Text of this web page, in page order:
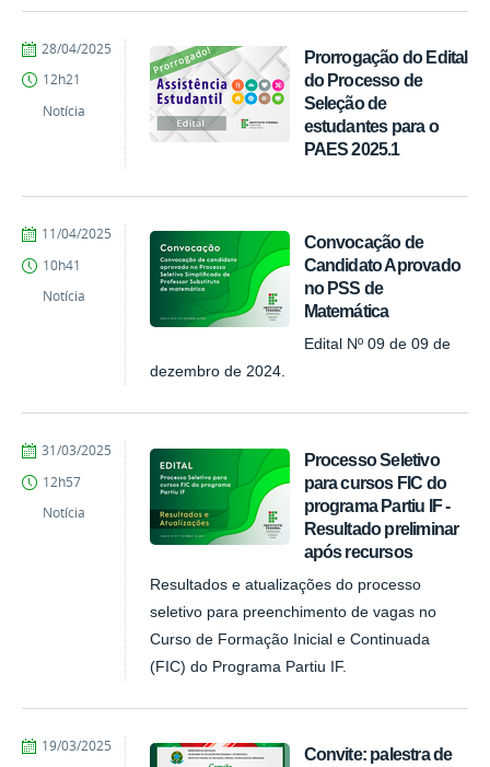
Prorrogação do Edital
do Processo de
Seleção de
estudantes para o
PAES 2025.1
por
COARI
publicado
28/04/2025
12h21
Notícia
Convocação de
Candidato Aprovado
no PSS de
Matemática
Edital Nº 09 de 09 de
dezembro de 2024.
por
COARI
publicado
11/04/2025
10h41
Notícia
Processo Seletivo
para cursos FIC do
programa Partiu IF -
Resultado preliminar
após recursos
Resultados e atualizações do processo
seletivo para preenchimento de vagas no
Curso de Formação Inicial e Continuada
(FIC) do Programa Partiu IF.
por
COARI
publicado
31/03/2025
12h57
Notícia
Convite: palestra de
por
publicado
19/03/2025